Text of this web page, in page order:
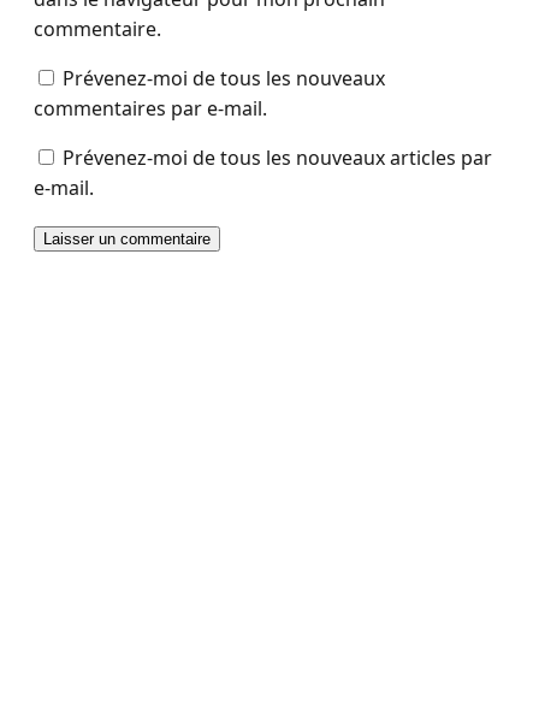
commentaire.
Prévenez-moi de tous les nouveaux
commentaires par e-mail.
Prévenez-moi de tous les nouveaux articles par
e-mail.